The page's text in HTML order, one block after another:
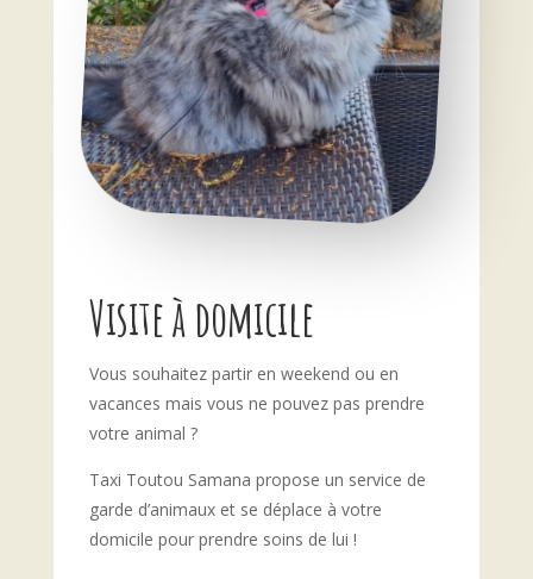
Visite à domicile
Vous souhaitez partir en weekend ou en
vacances mais vous ne pouvez pas prendre
votre animal ?
Taxi Toutou Samana propose un service de
garde d’animaux et se déplace à votre
domicile pour prendre soins de lui !